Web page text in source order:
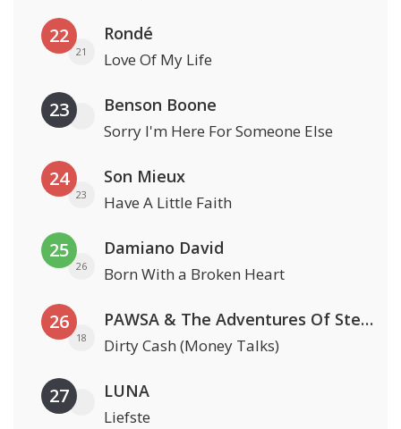
22
21
Rondé
Love Of My Life
23 Benson Boone
Sorry I'm Here For Someone Else
24
23
Son Mieux
Have A Little Faith
25
26
Damiano David
Born With a Broken Heart
26
18
PAWSA & The Adventures Of Stevie V
Dirty Cash (Money Talks)
27 LUNA
Liefste